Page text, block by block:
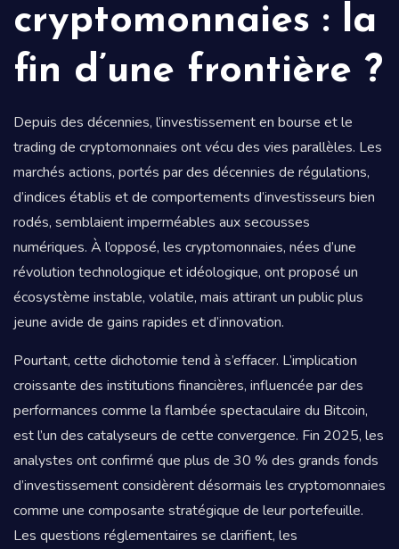
cryptomonnaies : la
fin d’une frontière ?
Depuis des décennies, l’investissement en bourse et le
trading de cryptomonnaies ont vécu des vies parallèles. Les
marchés actions, portés par des décennies de régulations,
d’indices établis et de comportements d’investisseurs bien
rodés, semblaient imperméables aux secousses
numériques. À l’opposé, les cryptomonnaies, nées d’une
révolution technologique et idéologique, ont proposé un
écosystème instable, volatile, mais attirant un public plus
jeune avide de gains rapides et d’innovation.
Pourtant, cette dichotomie tend à s’effacer. L’implication
croissante des institutions financières, influencée par des
performances comme la flambée spectaculaire du Bitcoin,
est l’un des catalyseurs de cette convergence. Fin 2025, les
analystes ont confirmé que plus de 30 % des grands fonds
d’investissement considèrent désormais les cryptomonnaies
comme une composante stratégique de leur portefeuille.
Les questions réglementaires se clarifient, les